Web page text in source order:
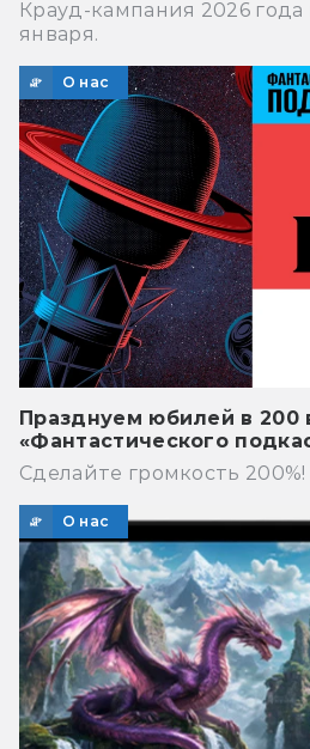
Крауд-кампания 2026 года
января.
О нас
Празднуем юбилей в 200
«Фантастического
Сделайте громкость 200%!
О нас